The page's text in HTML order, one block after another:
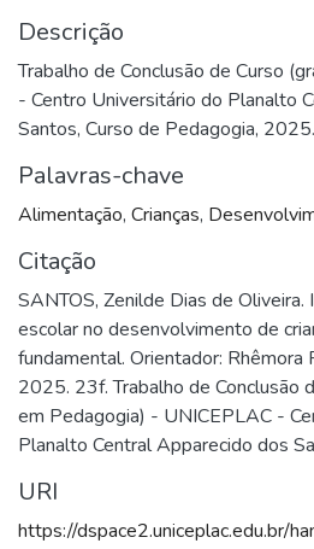
Descrição
Trabalho de Conclusão de Curso
- Centro Universitário do Planalto
Santos, Curso de Pedagogia, 2025.
Palavras-chave
Alimentação, Crianças,
Citação
SANTOS, Zenilde Dias de
escolar no desenvolvimento de
fundamental. Orientador: Rhêmora
2025. 23f. Trabalho de Conclusão
em Pedagogia) - UNICEPLAC -
Planalto Central Apparecido dos
URI
https://dspace2.uniceplac.edu.br/